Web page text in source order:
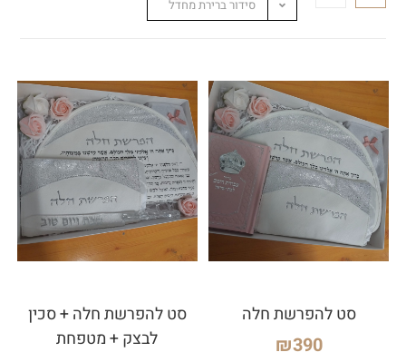
סידור ברירת מחדל
סט להפרשת חלה
₪390
סט להפרשת חלה + סכין
לבצק + מטפחת